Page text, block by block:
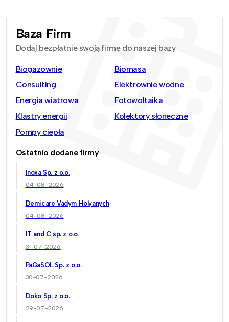
Baza Firm
Dodaj bezpłatnie swoją firmę do naszej bazy
Biogazownie
Biomasa
Consulting
Elektrownie wodne
Energia wiatrowa
Fotowoltaika
Klastry energii
Kolektory słoneczne
Pompy ciepła
Ostatnio dodane firmy
Inoxa Sp. z o.o.
04-08-2026
Demicare Vadym Holyanych
04-08-2026
IT and C sp. z o.o.
31-07-2026
PaGaSOL Sp. z o.o.
30-07-2026
Doko Sp. z o.o.
29-07-2026